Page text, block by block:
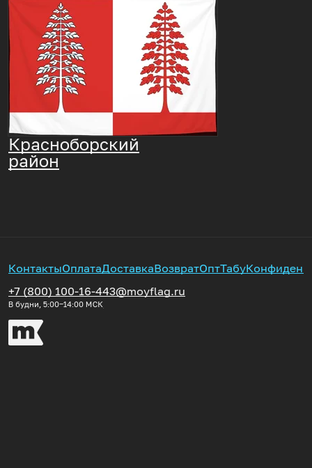
Красноборский
район
КонтактыОплатаДоставкаВозвратОптТабу
+7 (800) 100-16-44
В будни, 5:00‒14:00 МСК
3@moyflag.ru